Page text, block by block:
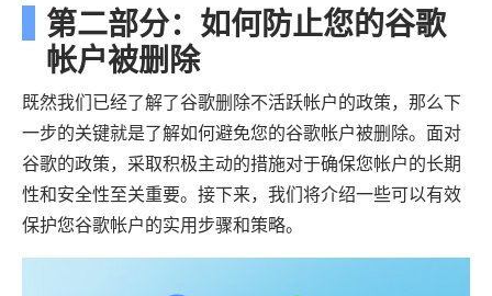
第二部分：如何防止您的谷歌
帐户被删除
既然我们已经了解了谷歌删除不活跃帐户的政策，那么下
一步的关键就是了解如何避免您的谷歌帐户被删除。面对
谷歌的政策，采取积极主动的措施对于确保您帐户的长期
性和安全性至关重要。接下来，我们将介绍一些可以有效
保护您谷歌帐户的实用步骤和策略。